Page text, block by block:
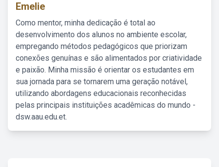
Emelie
Como mentor, minha dedicação é total ao
desenvolvimento dos alunos no ambiente escolar,
empregando métodos pedagógicos que priorizam
conexões genuínas e são alimentados por criatividade
e paixão. Minha missão é orientar os estudantes em
sua jornada para se tornarem uma geração notável,
utilizando abordagens educacionais reconhecidas
pelas principais instituições acadêmicas do mundo -
dsw.aau.edu.et.